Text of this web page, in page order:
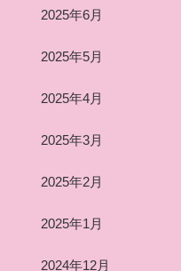
2025年6月
2025年5月
2025年4月
2025年3月
2025年2月
2025年1月
2024年12月